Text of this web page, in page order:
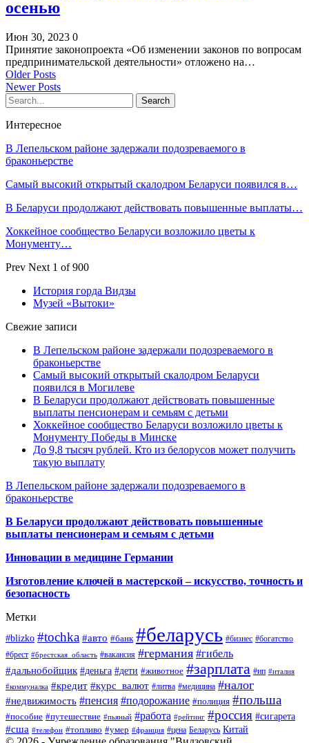
осенью
Июн 30, 2023 0
Принятие законопроекта «Об изменении законов по вопросам
предпринимательской деятельности» отложено на…
Older Posts
Newer Posts
Интересное
В Лепельском районе задержали подозреваемого в
браконьерстве
Самый высокий открытый скалодром Беларуси появился в…
В Беларуси продолжают действовать повышенные выплаты…
Хоккейное сообщество Беларуси возложило цветы к
Монументу…
Prev Next 1 of 900
История горда Видзы
Музей «Вытоки»
Свежие записи
В Лепельском районе задержали подозреваемого в
браконьерстве
Самый высокий открытый скалодром Беларуси
появился в Могилеве
В Беларуси продолжают действовать повышенные
выплаты пенсионерам и семьям с детьми
Хоккейное сообщество Беларуси возложило цветы к
Монументу Победы в Минске
До 9,8 тысяч рублей. Кто из белорусов может получить
такую выплату
В Лепельском районе задержали подозреваемого в
браконьерстве
В Беларуси продолжают действовать повышенные
выплаты пенсионерам и семьям с детьми
Инновации в медицине Германии
Изготовление ключей в мастерской – искусство, точность и
безопасность
Метки
#blizko #tochka #авто #банк #беларусь #бизнес #богатство
#брест #брестская_область #вакансия #германия #гибель
#дальнобойщик #деньга #дети #животное #зарплата #ип #италия
#коммуналка #кредит #курс_валют #литва #медицина #налог
#недвижимость #пенсия #подорожание #полиция #польша
#пособие #путешествие #пьяный #работа #рейтинг #россия #сигарета
#сша #телефон #топливо #умер #франция #цена Беларусь Китай